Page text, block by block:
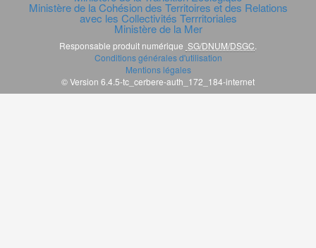
Ministère de la Cohésion des Territoires et des Relations
avec les Collectivités Terrritoriales
Ministère de la Mer
Responsable produit numérique SG/DNUM/DSGC.
Conditions générales d'utilisation
Mentions légales
© Version 6.4.5-tc_cerbere-auth_172_184-internet